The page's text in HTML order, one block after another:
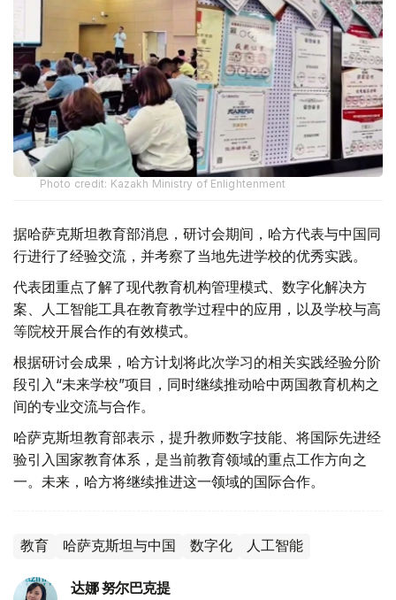
Photo credit: Kazakh Ministry of Enlightenment
据哈萨克斯坦教育部消息，研讨会期间，哈方代表与中国同
行进行了经验交流，并考察了当地先进学校的优秀实践。
代表团重点了解了现代教育机构管理模式、数字化解决方
案、人工智能工具在教育教学过程中的应用，以及学校与高
等院校开展合作的有效模式。
根据研讨会成果，哈方计划将此次学习的相关实践经验分阶
段引入“未来学校”项目，同时继续推动哈中两国教育机构之
间的专业交流与合作。
哈萨克斯坦教育部表示，提升教师数字技能、将国际先进经
验引入国家教育体系，是当前教育领域的重点工作方向之
一。未来，哈方将继续推进这一领域的国际合作。
教育 哈萨克斯坦与中国 数字化 人工智能
达娜 努尔巴克提